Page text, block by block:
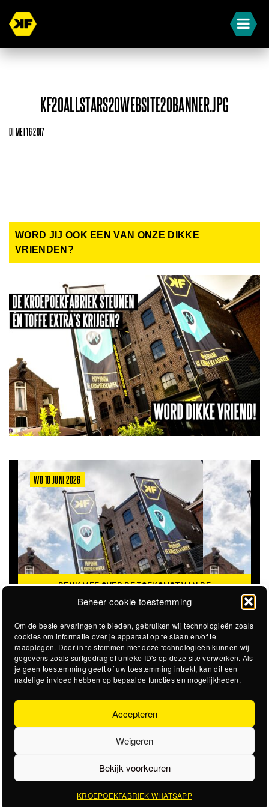
Beheer cookie toestemming
Om de beste ervaringen te bieden, gebruiken wij technologieën zoals
cookies om informatie over je apparaat op te slaan en/of te
raadplegen. Door in te stemmen met deze technologieën kunnen wij
gegevens zoals surfgedrag of unieke ID's op deze site verwerken. Als
je geen toestemming geeft of uw toestemming intrekt, kan dit een
nadelige invloed hebben op bepaalde functies en mogelijkheden.
Accepteren
Weigeren
Bekijk voorkeuren
KROEPOEKFABRIEK WHATSAPP
KF20ALLSTARS20WEBSITE20BANNER.JPG
DI MEI 16 2017
WORD JIJ OOK EEN VAN ONZE DIKKE
VRIENDEN?
WO 10 JUNI 2026
DENK MEE OVER DE TOEKOMST VAN DE
KROEPOEKFABRIEK